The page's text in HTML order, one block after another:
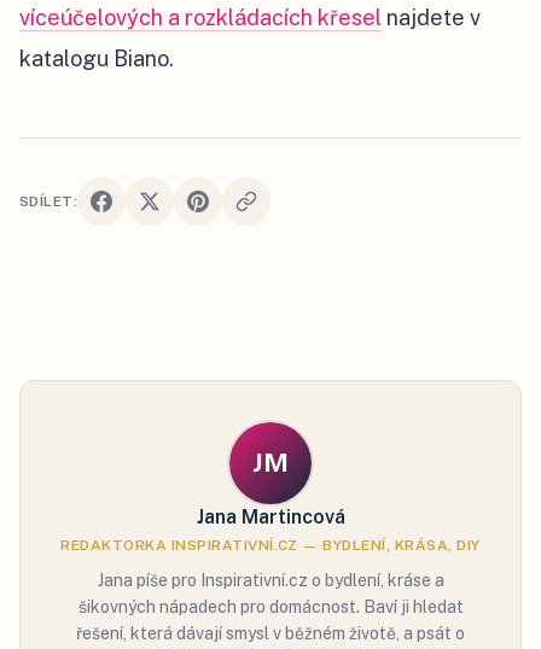
víceúčelových a rozkládacích křesel najdete v
katalogu Biano.
SDÍLET:
JM
Jana Martincová
REDAKTORKA INSPIRATIVNÍ.CZ — BYDLENÍ, KRÁSA, DIY
Jana píše pro Inspirativní.cz o bydlení, kráse a
šikovných nápadech pro domácnost. Baví ji hledat
řešení, která dávají smysl v běžném životě, a psát o